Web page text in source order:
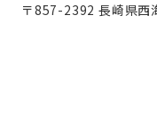
〒857-2392 長崎県西